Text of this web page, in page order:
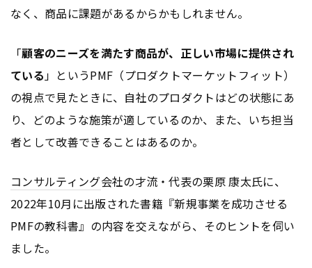
なく、商品に課題があるからかもしれません。
「顧客のニーズを満たす商品が、正しい市場に提供され
ている」というPMF（プロダクトマーケットフィット）
の視点で見たときに、自社のプロダクトはどの状態にあ
り、どのような施策が適しているのか、また、いち担当
者として改善できることはあるのか。
コンサルティング会社の才流・代表の栗原 康太氏に、
2022年10月に出版された書籍『新規事業を成功させる
PMFの教科書』の内容を交えながら、そのヒントを伺い
ました。